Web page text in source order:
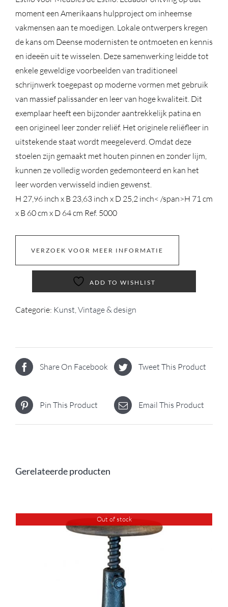
moment een Amerikaans hulpproject om inheemse
vakmensen aan te moedigen. Lokale ontwerpers kregen
de kans om Deense modernisten te ontmoeten en kennis
en ideeën uit te wisselen. Deze samenwerking leidde tot
enkele geweldige voorbeelden van traditioneel
schrijnwerk toegepast op moderne vormen met gebruik
van massief palissander en leer van hoge kwaliteit. Dit
exemplaar heeft een bijzonder aantrekkelijk patina en
een origineel leer zonder reliëf. Het originele reliëfleer in
uitstekende staat wordt meegeleverd. Omdat deze
stoelen zijn gemaakt met houten pinnen en zonder lijm,
kunnen ze volledig worden gedemonteerd en kan het
leer worden verwisseld indien gewenst.
H 27,96 inch x B 23,63 inch x D 25,2 inch< /span>H 71 cm
x B 60 cm x D 64 cm Ref. 5000
VERZOEK VOOR MEER INFORMATIE
ADD TO WISHLIST
Categorie: Kunst, Vintage & design
Share On Facebook Tweet This Product
Pin This Product Email This Product
Gerelateerde producten
Out of stock